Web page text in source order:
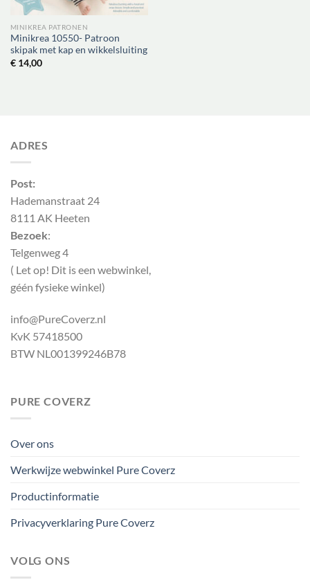
MINIKREA PATRONEN
Minikrea 10550- Patroon
skipak met kap en wikkelsluiting
€14,00
ADRES
Post:
Hademanstraat 24
8111 AK Heeten
Bezoek:
Telgenweg 4
( Let op! Dit is een webwinkel,
géén fysieke winkel)
info@PureCoverz.nl
KvK 57418500
BTW NL001399246B78
PURE COVERZ
Over ons
Werkwijze webwinkel Pure Coverz
Productinformatie
Privacyverklaring Pure Coverz
VOLG ONS